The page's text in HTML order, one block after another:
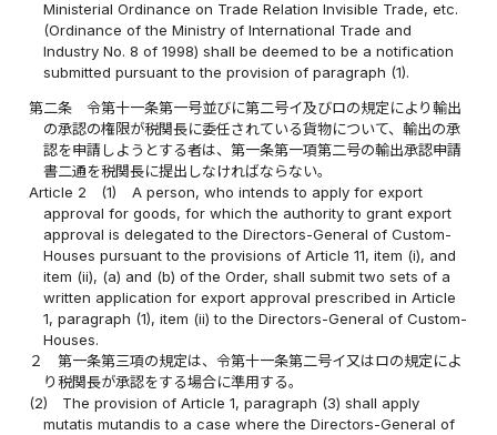
Ministerial Ordinance on Trade Relation Invisible Trade, etc.
(Ordinance of the Ministry of International Trade and
Industry No. 8 of 1998) shall be deemed to be a notification
submitted pursuant to the provision of paragraph (1).
第二条
令第十一条第一号並びに第二号イ及びロの規定により輸出
の承認の権限が税関長に委任されている貨物について、輸出の承
認を申請しようとする者は、第一条第一項第二号の輸出承認申請
書二通を税関長に提出しなければならない。
Article 2
(1)
A person, who intends to apply for export
approval for goods, for which the authority to grant export
approval is delegated to the Directors-General of Custom-
Houses pursuant to the provisions of Article 11, item (i), and
item (ii), (a) and (b) of the Order, shall submit two sets of a
written application for export approval prescribed in Article
1, paragraph (1), item (ii) to the Directors-General of Custom-
Houses.
２
第一条第三項の規定は、令第十一条第二号イ又はロの規定によ
り税関長が承認をする場合に準用する。
(2)
The provision of Article 1, paragraph (3) shall apply
mutatis mutandis to a case where the Directors-General of